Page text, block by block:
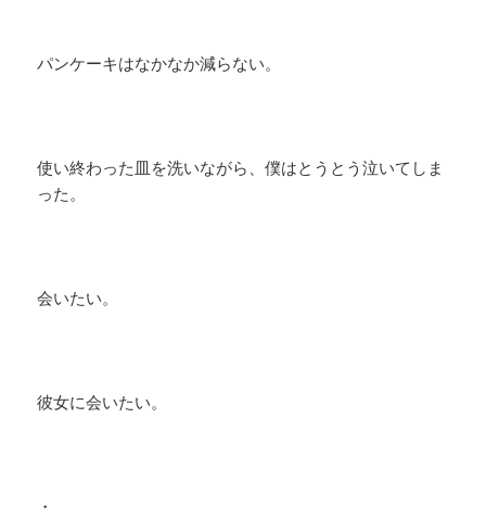
パンケーキはなかなか減らない。
使い終わった皿を洗いながら、僕はとうとう泣いてしま
った。
会いたい。
彼女に会いたい。
・